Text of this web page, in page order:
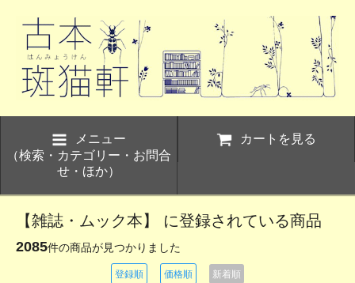
メニュー
（検索・カテゴリー・お問合
せ・ほか）
カートを見る
【雑誌・ムック本】 に登録されている商品
2085件の商品が見つかりました
登録順 価格順 新着順